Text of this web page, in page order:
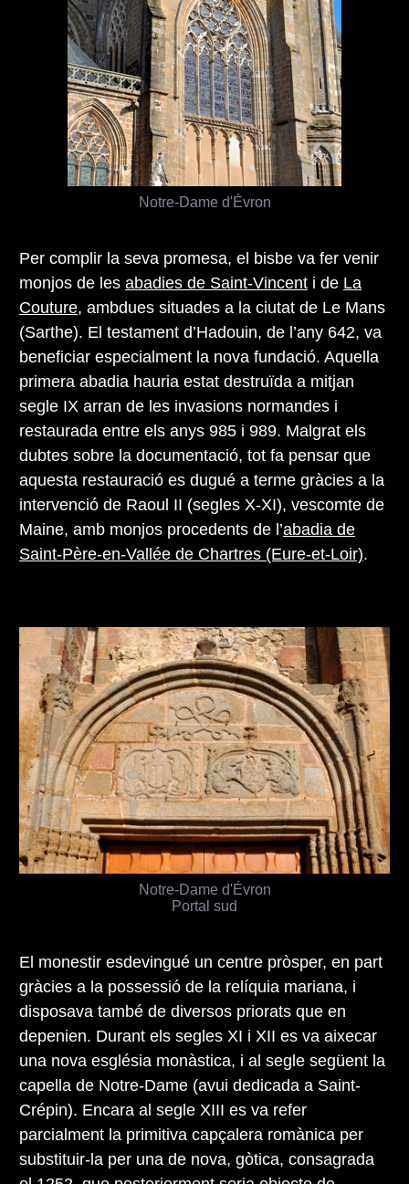
Notre-Dame d'Évron
Per complir la seva promesa, el bisbe va fer venir
monjos de les abadies de Saint-Vincent i de La
Couture, ambdues situades a la ciutat de Le Mans
(Sarthe). El testament d’Hadouin, de l’any 642, va
beneficiar especialment la nova fundació. Aquella
primera abadia hauria estat destruïda a mitjan
segle IX arran de les invasions normandes i
restaurada entre els anys 985 i 989. Malgrat els
dubtes sobre la documentació, tot fa pensar que
aquesta restauració es dugué a terme gràcies a la
intervenció de Raoul II (segles X-XI), vescomte de
Maine, amb monjos procedents de l’abadia de
Saint-Père-en-Vallée de Chartres (Eure-et-Loir).
El monestir esdevingué un centre pròsper, en part
gràcies a la possessió de la relíquia mariana, i
disposava també de diversos priorats que en
depenien. Durant els segles XI i XII es va aixecar
una nova església monàstica, i al segle següent la
capella de Notre-Dame (avui dedicada a Saint-
Crépin). Encara al segle XIII es va refer
parcialment la primitiva capçalera romànica per
substituir-la per una de nova, gòtica, consagrada
Notre-Dame d'Évron
Portal sud